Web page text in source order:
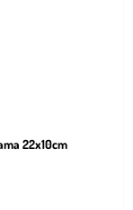
22x10cm